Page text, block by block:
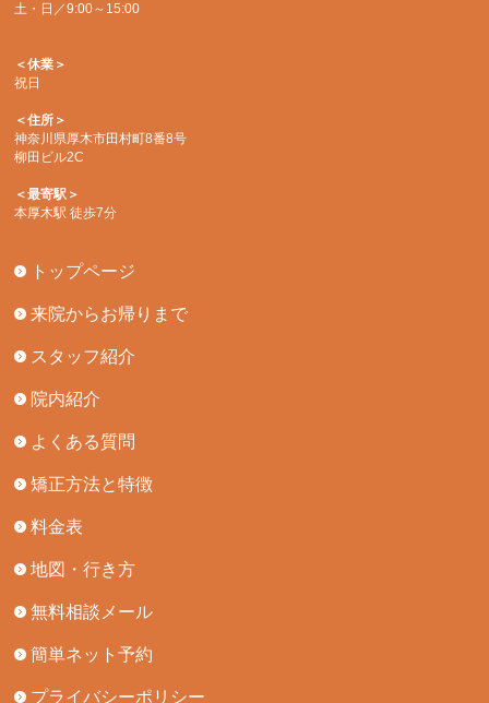
土・日／9:00～15:00
＜休業＞
祝日
＜住所＞
神奈川県厚木市田村町8番8号
柳田ビル2C
＜最寄駅＞
本厚木駅 徒歩7分
トップページ
来院からお帰りまで
スタッフ紹介
院内紹介
よくある質問
矯正方法と特徴
料金表
地図・行き方
無料相談メール
簡単ネット予約
プライバシーポリシー